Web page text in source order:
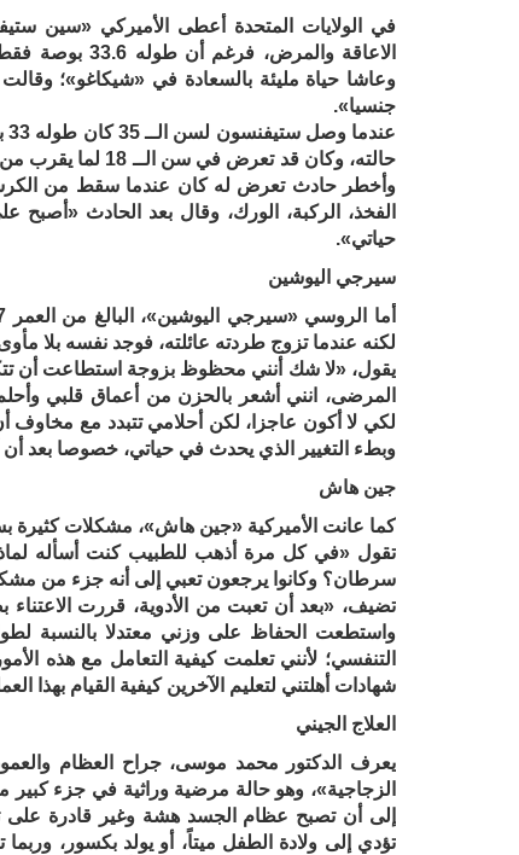
في الولايات المتحدة أعطى الأميركي «سين
الاعاقة
وعاشا حياة مليئة بالسعادة في «شيكاغو»؛
جنسيا».
وأخطر حادث تعرض له كان عندما سقط من
الفخذ، الركبة، الورك، وقال بعد الحادث
حياتي».
سيرجي اليوشين
لكنه عندما تزوج طردته عائلته، فوجد نفسه بلا
يقول، «لا شك أنني محظوظ بزوجة استطاعت أن
المرضى، انني أشعر بالحزن من أعماق قلبي
لكي لا أكون عاجزا، لكن أحلامي تتبدد مع
وبطء التغيير الذي يحدث في حياتي، خصوصا بعد
جين هاش
كما عانت الأميركية «جين هاش»، مشكلات
تقول «في كل مرة أذهب للطبيب كنت أسأله
سرطان؟ وكانوا يرجعون تعبي إلى أنه جزء من
تضيف، «بعد أن تعبت من الأدوية، قررت
واستطعت الحفاظ على وزني معتدلا بالنسبة
التنفسي؛ لأنني تعلمت كيفية التعامل مع هذه
شهادات أهلتني لتعليم الآخرين كيفية القيام بهذا
العلاج الجيني
يعرف الدكتور محمد موسى، جراح العظام
الزجاجية»، وهو حالة مرضية وراثية في جزء
إلى أن تصبح عظام الجسد هشة وغير قادرة على
تؤدي إلى ولادة الطفل ميتاً، أو يولد بكسور،